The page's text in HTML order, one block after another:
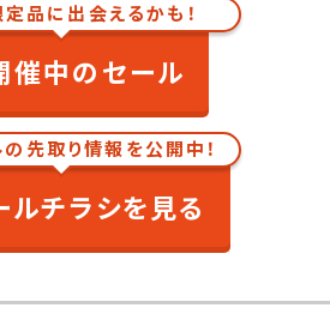
品に出会えるかも！
催中のセール
先取り情報を公開中！
ルチラシを見る